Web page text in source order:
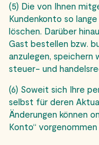
(5) Die von Ihnen
Kundenkonto so
löschen. Darüber
Gast bestellen bzw.
anzulegen, speichern
steuer- und
(6) Soweit sich Ihre
selbst für deren
Änderungen können
Konto“